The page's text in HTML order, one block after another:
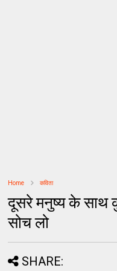
Home कविता
दूसरे मनुष्य के
सोच लो
SHARE: